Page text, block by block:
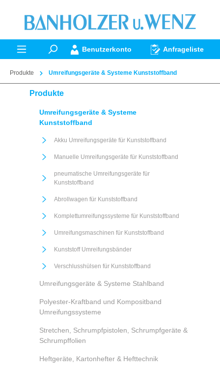
springen
Benutzerkonto Anfrageliste
Produkte Umreifungsgeräte & Systeme Kunststoffband
Produkte
Umreifungsgeräte & Systeme
Kunststoffband
Akku Umreifungsgeräte für Kunststoffband
Manuelle Umreifungsgeräte für Kunststoffband
pneumatische Umreifungsgeräte für
Kunststoffband
Abrollwagen für Kunststoffband
Komplettumreifungssysteme für Kunststoffband
Umreifungsmaschinen für Kunststoffband
Kunststoff Umreifungsbänder
Verschlusshülsen für Kunststoffband
Umreifungsgeräte & Systeme Stahlband
Polyester-Kraftband und Kompositband
Umreifungssysteme
Stretchen, Schrumpfpistolen, Schrumpfgeräte &
Schrumpffolien
Heftgeräte, Kartonhefter & Hefttechnik